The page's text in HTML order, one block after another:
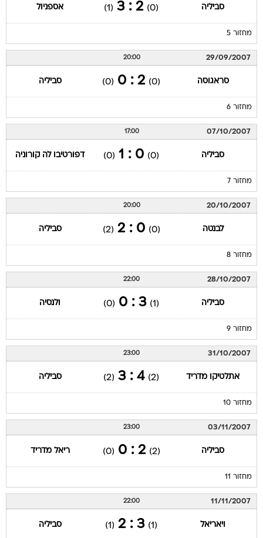
סביליה (0)
2 : 3
(1) אספניול
מחזור 5
29/09/2007
20:00
סראגוסה (0)
2 : 0
(0) סביליה
מחזור 6
07/10/2007
17:00
סביליה (0)
0 : 1
(0) דפורטיבו לה קורוניה
מחזור 7
20/10/2007
20:00
לבנטה (0)
0 : 2
(2) סביליה
מחזור 8
28/10/2007
22:00
סביליה (1)
3 : 0
(0) ולנסיה
מחזור 9
31/10/2007
23:00
אתלטיקו מדריד (2)
4 : 3
(2) סביליה
מחזור 10
03/11/2007
23:00
סביליה (2)
2 : 0
(0) ריאל מדריד
מחזור 11
11/11/2007
22:00
ויאריאל (1)
3 : 2
(1) סביליה